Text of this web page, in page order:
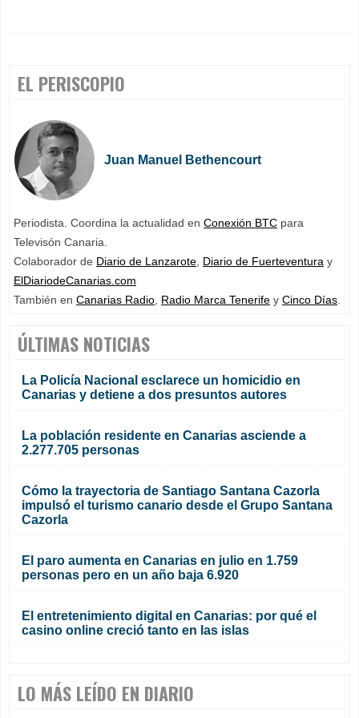
EL PERISCOPIO
Juan Manuel Bethencourt
Periodista. Coordina la actualidad en Conexión BTC para
Televisón Canaria.
Colaborador de Diario de Lanzarote Diario de Fuerteventura y
ElDiariodeCanarias.com
También en Canarias Radio Radio Marca Tenerife y Cinco Días
ÚLTIMAS NOTICIAS
La Policía Nacional esclarece un homicidio en
Canarias y detiene a dos presuntos autores
La población residente en Canarias asciende a
2.277.705 personas
Cómo la trayectoria de Santiago Santana Cazorla
impulsó el turismo canario desde el Grupo Santana
Cazorla
El paro aumenta en Canarias en julio en 1.759
personas pero en un año baja 6.920
El entretenimiento digital en Canarias: por qué el
casino online creció tanto en las islas
LO MÁS LEÍDO EN DIARIO